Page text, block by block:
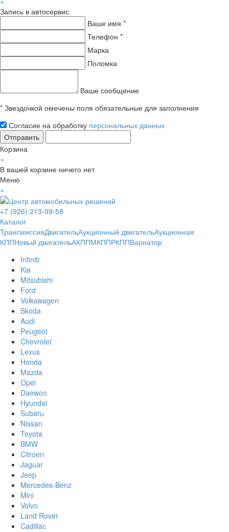
Запись в автосервис
Ваше имя *
Телефон *
Марка
Поломка
Ваше сообщение
* Звездочкой омечены поля обязательные для заполнения
Согласие на обработку персональных данных
Отправить
Корзина
×
В вашей корзине ничего нет
Меню
×
+7 (926) 213-99-58
Каталог
ТрансмиссияДвигательАукционный двигательАукционная
КППНовый двигательАКППМКППРКППВариатор
Infiniti
Kia
Mitsubishi
Ford
Volkswagen
Skoda
Audi
Peugeot
Chevrolet
Lexus
Honda
Mazda
Opel
Daewoo
Hyundai
Subaru
Nissan
Toyota
BMW
Citroen
Jaguar
Jeep
Mercedes-Benz
Mini
Volvo
Land Rover
Cadillac